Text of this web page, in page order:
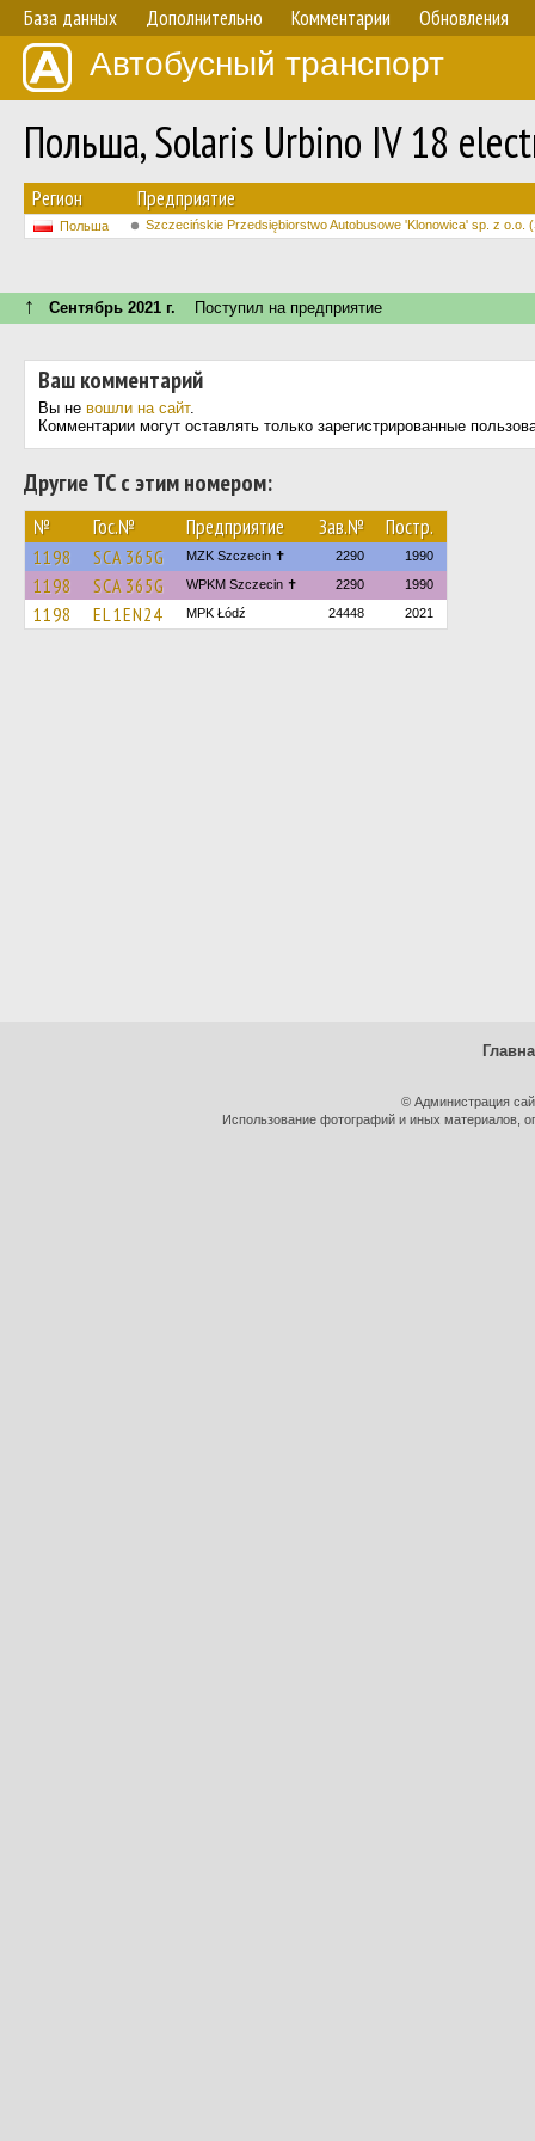
База данных Дополнительно Комментарии Обновления
Автобусный транспорт
Польша, Solaris Urbino IV 18
Регион Предприятие
Польша Szczecińskie Przedsiębiorstwo Autobusowe 'Klonowica' sp. z o.o.
↑ Сентябрь 2021 г. Поступил на предприятие
Ваш комментарий
Вы не вошли на сайт.
Комментарии могут оставлять только зарегистрированные
Другие ТС с этим номером:
№ Гос.№ Предприятие Зав.№ Постр.
1198 SCA 365G MZK Szczecin ✝ 2290 1990
1198 SCA 365G WPKM Szczecin ✝ 2290 1990
1198 EL 1EN24 MPK Łódź 24448 2021
© Администрация
Использование фотографий и иных материалов,